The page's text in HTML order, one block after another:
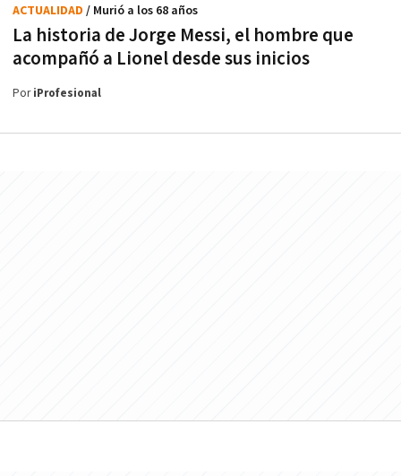
La historia de Jorge Messi, el hombre que
acompañó a Lionel desde sus inicios
ACTUALIDAD / Murió a los 68 años
PoriProfesional